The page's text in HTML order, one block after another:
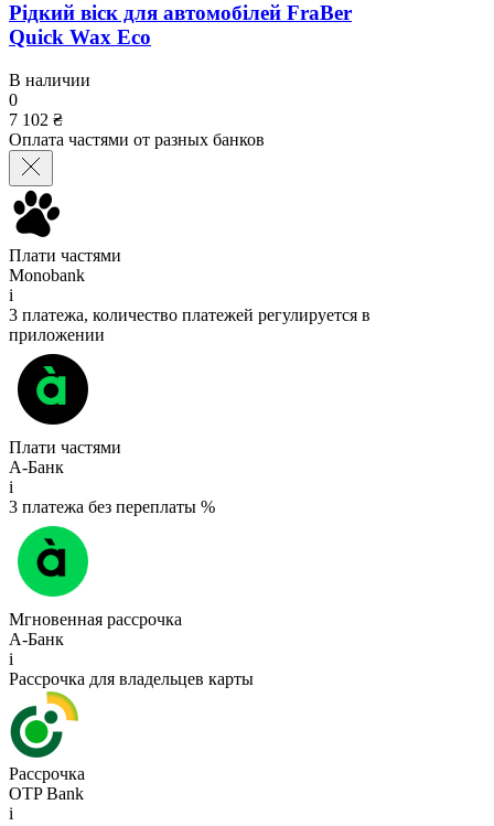
Рідкий віск для автомобілей FraBer
Quick Wax Eco
В наличии
0
7 102 ₴
Оплата частями от разных банков
Плати частями
Monobank
i
3 платежа, количество платежей регулируется в
приложении
Плати частями
А-Банк
i
3 платежа без переплаты %
Мгновенная рассрочка
А-Банк
i
Рассрочка для владельцев карты
Рассрочка
OTP Bank
i